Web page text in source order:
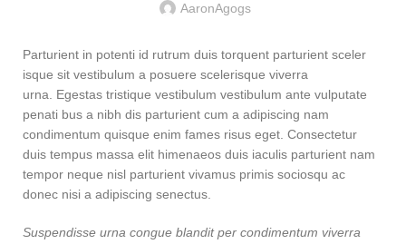
AaronAgogs
Parturient in potenti id rutrum duis torquent parturient sceler
isque sit vestibulum a posuere scelerisque viverra
urna. Egestas tristique vestibulum vestibulum ante vulputate
penati bus a nibh dis parturient cum a adipiscing nam
condimentum quisque enim fames risus eget. Consectetur
duis tempus massa elit himenaeos duis iaculis parturient nam
tempor neque nisl parturient vivamus primis sociosqu ac
donec nisi a adipiscing senectus.
Suspendisse urna congue blandit per condimentum viverra